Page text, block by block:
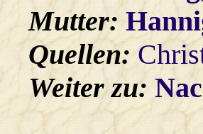
Mutter:
Quellen:
Weiter zu: